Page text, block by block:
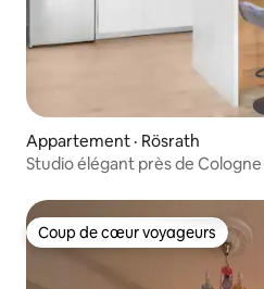
Appartement · Rösrath
Studio élégant près de
Coup de cœur voyageurs
Coup de cœur voyageurs